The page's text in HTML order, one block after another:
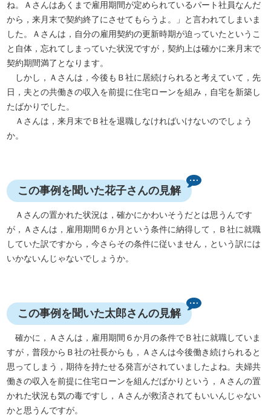
ね。Ａさんはあくまで雇用期間が定められているパート社員なんだ
から，来月末で契約終了にさせてもらうよ。」と言われてしまいま
した。Ａさんは，自分の雇用契約の更新時期が迫っていたというこ
と自体，忘れてしまっていた状況ですが，契約上は確かに来月末で
契約期間満了となります。
しかし，Ａさんは，今後もＢ社に居続けられると考えていて，先
日，夫との共働きの収入を前提に住宅ローンを組み，自宅を新築し
たばかりでした。
Ａさんは，来月末でＢ社を退職しなければいけないのでしょう
か。
この事例を聞いた花子さんの見解
Ａさんの置かれた状況は，確かにかわいそうだとは思うんです
が，Ａさんは，雇用期間６か月という条件に納得して，Ｂ社に就職
していた訳ですから，今さらその条件に従いません，という訳には
いかないんじゃないでしょうか。
この事例を聞いた太郎さんの見解
確かに，Ａさんは，雇用期間６か月の条件でＢ社に就職していま
すが，普段からＢ社の社長からも，Ａさんは今後働き続けられると
思ってしまう，期待を持たせる発言がされていましたよね。夫婦共
働きの収入を前提に住宅ローンを組んだばかりという，Ａさんの置
かれた状況も気の毒ですし，Ａさんが救済されてもいいんじゃない
かと思うんですが。